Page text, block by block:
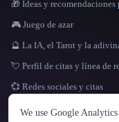
IDIOMA
English español
🎁 Ideas y recomendaciones
🎮 Juego de azar
🔮 La IA, el Tarot y la
💘 Perfil de citas y línea de
💞 Redes sociales y citas
We use Google